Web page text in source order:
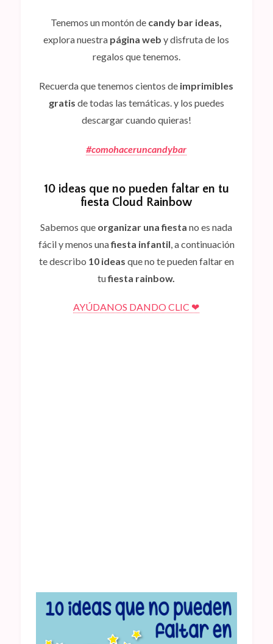
Tenemos un montón de candy bar ideas,
explora nuestra página weby disfruta de los
regalos que tenemos.
Recuerda que tenemos cientos de imprimibles
gratis de todas las temáticas. y los puedes
descargar cuando quieras!
#comohaceruncandybar
10 ideas que no pueden faltar en tu
fiesta Cloud Rainbow
Sabemos que organizar una fiesta no es nada
fácil y menos unafiesta infantil, a continuación
te describo 10 ideas que no te pueden faltar en
tufiesta rainbow.
AYÚDANOS DANDO CLIC ❤